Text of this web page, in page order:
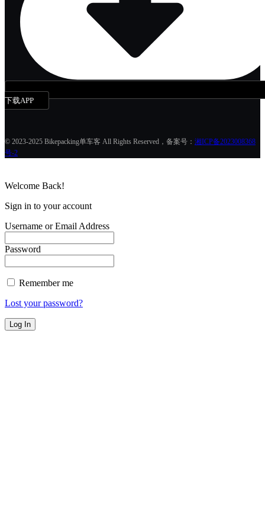
下载APP
© 2023-2025 Bikepacking单车客 All Rights Reserved，备案号： 湘ICP备2023008368
号-2
Welcome Back!
Sign in to your account
Username or Email Address
Password
Remember me
Lost your password?